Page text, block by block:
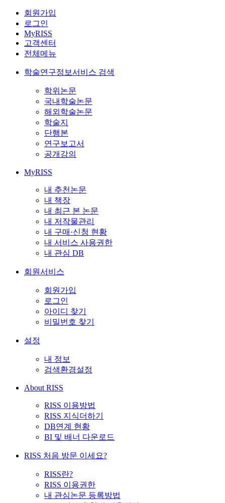
회원가입
로그인
MyRISS
고객센터
전체메뉴
학술연구정보서비스 검색
학위논문
국내학술논문
해외학술논문
학술지
단행본
연구보고서
공개강의
MyRISS
내 추천논문
내 책장
내 최근 본 논문
내 저작물관리
내 구매·신청 현황
내 서비스 사용권한
내 관심 DB
회원서비스
회원가입
로그인
아이디 찾기
비밀번호 찾기
설정
내 정보
검색환경설정
About RISS
RISS 이용방법
RISS 지식더하기
DB연계 현황
BI 및 배너 다운로드
RISS 처음 방문 이세요?
RISS란?
RISS 이용권한
내 관심논문 등록방법